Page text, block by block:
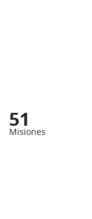
51
Misiones